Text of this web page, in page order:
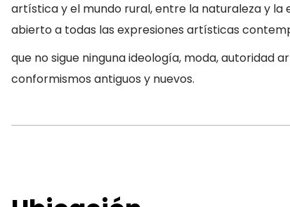
artística y el mundo rural, entre la naturaleza y la
abierto a todas las expresiones artísticas
que no sigue ninguna ideología, moda, autoridad
conformismos antiguos y nuevos.